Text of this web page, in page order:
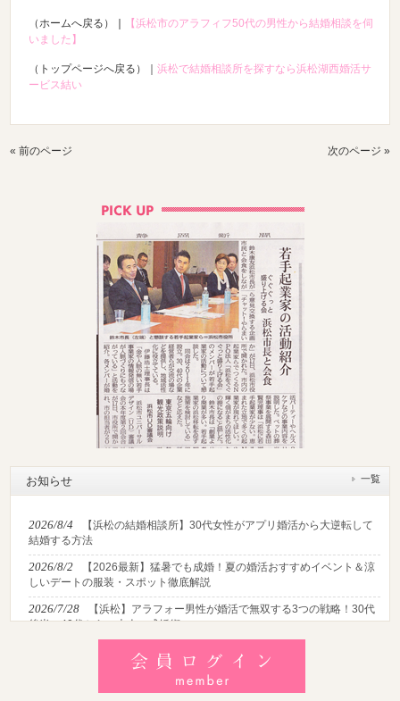
（ホームへ戻る）
【浜松市のアラフィフ50代の男性から結婚相談を伺
いました】
（トップページへ戻る）｜浜松で結婚相談所を探すなら浜松湖西婚活サ
ービス結い
« 前のページ 次のページ »
お知らせ 一覧
2026/8/4
【浜松の結婚相談所】30代女性がアプリ婚活から大逆転して
結婚する方法
2026/8/2
【2026最新】猛暑でも成婚！夏の婚活おすすめイベント＆涼
しいデートの服装・スポット徹底解説
2026/7/28
【浜松】アラフォー男性が婚活で無双する3つの戦略！30代
後半・40代からの大人の成婚術
【浜松】30代・40代男性で「モテない男」の共通点とは？
地元の婚活女子が避けるNGな特徴3選
【共感必至】浜松の婚活あるある7選！20代・30代・40代の